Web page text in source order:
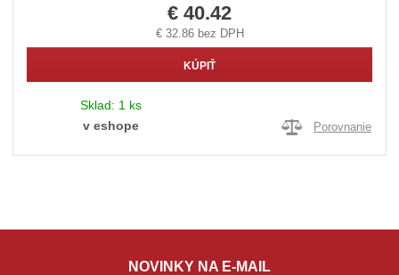
€ 40.42
€ 32.86 bez DPH
KÚPIŤ
Sklad: 1 ks
v eshope
Porovnanie
NOVINKY NA E-MAIL